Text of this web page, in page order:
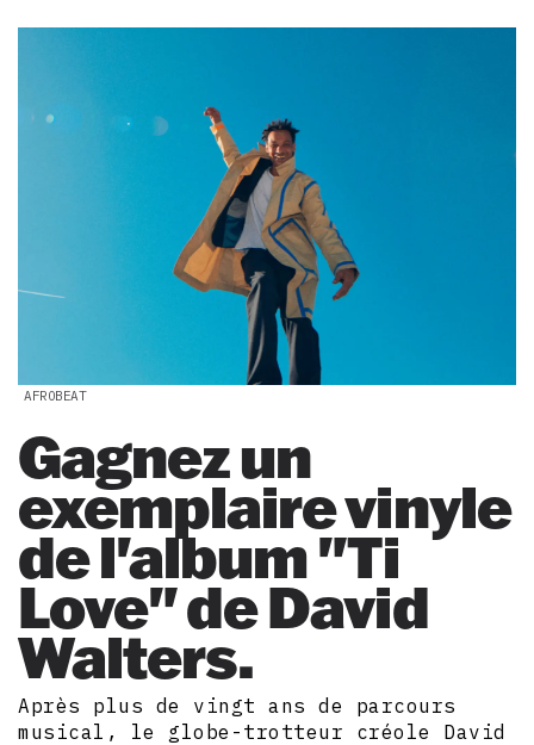
AFROBEAT
Gagnez un
exemplaire vinyle
de l'album "Ti
Love" de David
Walters.
Après plus de vingt ans de parcours
musical, le globe-trotteur créole David